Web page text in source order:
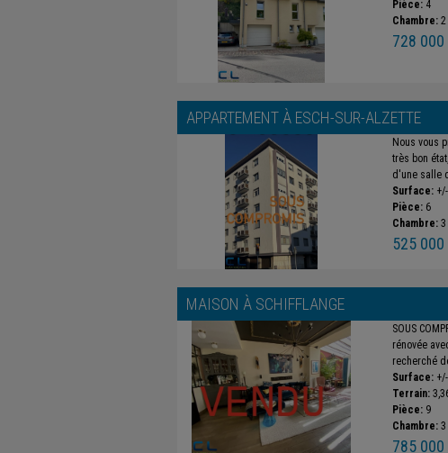
Pièce: 4
Chambre: 2
728 000
APPARTEMENT À ESCH-SUR-ALZETTE
Nous vous
très bon
d'une salle
Surface:
Pièce: 6
Chambre: 3
525 000
MAISON À SCHIFFLANGE
SOUS
rénovée
recherché
Surface:
Terrain:
Pièce: 9
Chambre: 3
785 000